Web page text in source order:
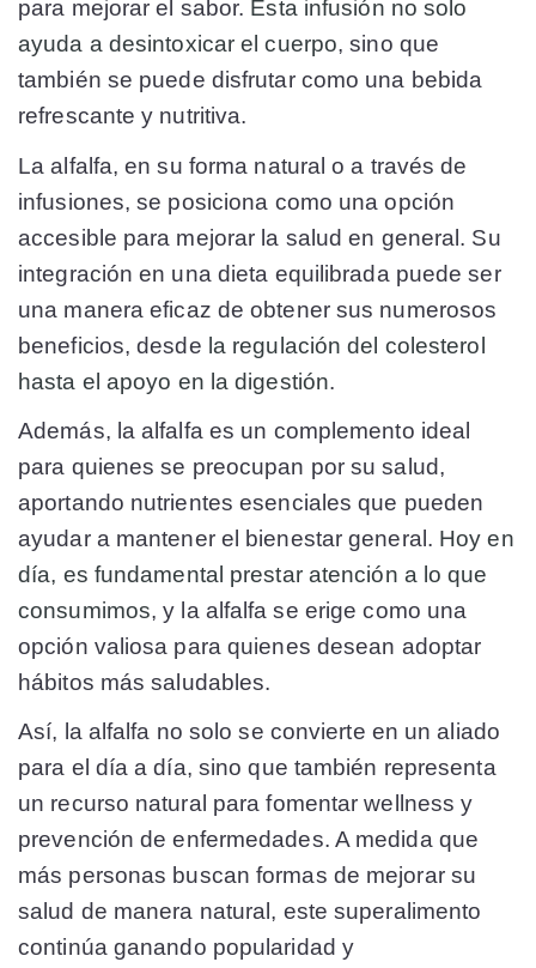
para mejorar el sabor. Esta infusión no solo
ayuda a desintoxicar el cuerpo, sino que
también se puede disfrutar como una bebida
refrescante y nutritiva.
La alfalfa, en su forma natural o a través de
infusiones, se posiciona como una opción
accesible para mejorar la salud en general. Su
integración en una dieta equilibrada puede ser
una manera eficaz de obtener sus numerosos
beneficios, desde la regulación del colesterol
hasta el apoyo en la digestión.
Además, la alfalfa es un complemento ideal
para quienes se preocupan por su salud,
aportando nutrientes esenciales que pueden
ayudar a mantener el bienestar general. Hoy en
día, es fundamental prestar atención a lo que
consumimos, y la alfalfa se erige como una
opción valiosa para quienes desean adoptar
hábitos más saludables.
Así, la alfalfa no solo se convierte en un aliado
para el día a día, sino que también representa
un recurso natural para fomentar wellness y
prevención de enfermedades. A medida que
más personas buscan formas de mejorar su
salud de manera natural, este superalimento
continúa ganando popularidad y